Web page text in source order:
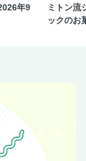
とマインドフル
「お風呂術」
スとの付き合い
しょう
工夫
年9
ミトン流
ックのお